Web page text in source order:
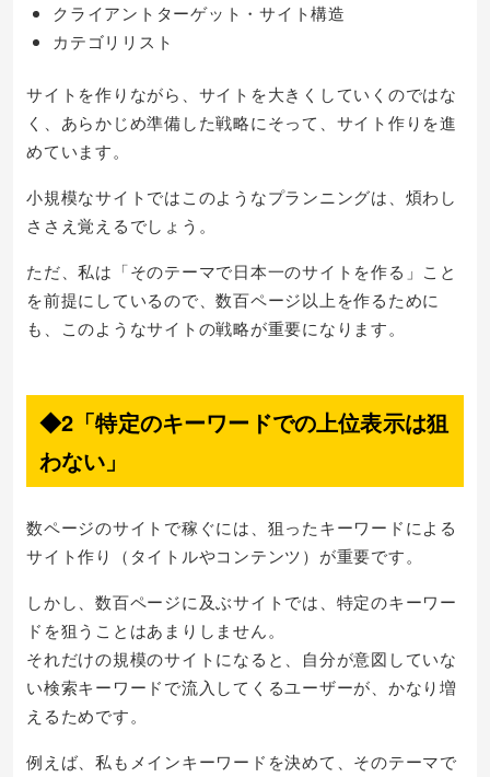
クライアントターゲット・サイト構造
カテゴリリスト
サイトを作りながら、サイトを大きくしていくのではな
く、あらかじめ準備した戦略にそって、サイト作りを進
めています。
小規模なサイトではこのようなプランニングは、煩わし
ささえ覚えるでしょう。
ただ、私は「そのテーマで日本一のサイトを作る」こと
を前提にしているので、数百ページ以上を作るために
も、このようなサイトの戦略が重要になります。
◆2「特定のキーワードでの上位表示は狙
わない」
数ページのサイトで稼ぐには、狙ったキーワードによる
サイト作り（タイトルやコンテンツ）が重要です。
しかし、数百ページに及ぶサイトでは、特定のキーワー
ドを狙うことはあまりしません。
それだけの規模のサイトになると、自分が意図していな
い検索キーワードで流入してくるユーザーが、かなり増
えるためです。
例えば、私もメインキーワードを決めて、そのテーマで